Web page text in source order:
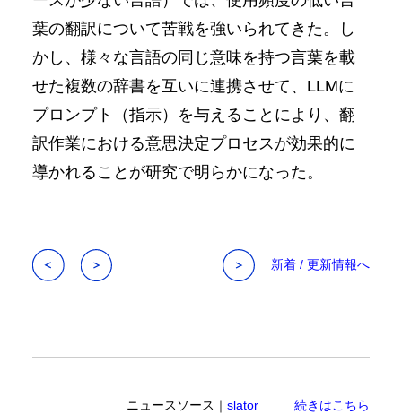
葉の翻訳について苦戦を強いられてきた。し
かし、様々な言語の同じ意味を持つ言葉を載
せた複数の辞書を互いに連携させて、LLMに
プロンプト（指示）を与えることにより、翻
訳作業における意思決定プロセスが効果的に
導かれることが研究で明らかになった。
新着 / 更新情報へ
ニュースソース｜slator 続きはこちら